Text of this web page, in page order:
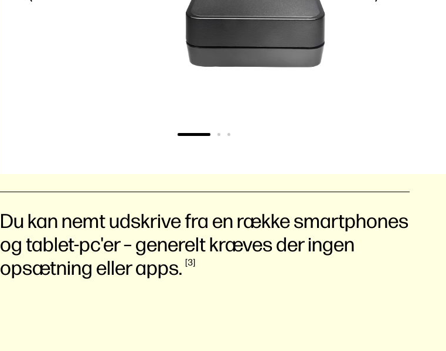
Du kan nemt udskrive fra en række smartphones
og tablet-pc'er – generelt kræves der ingen
opsætning ellerapps. 3